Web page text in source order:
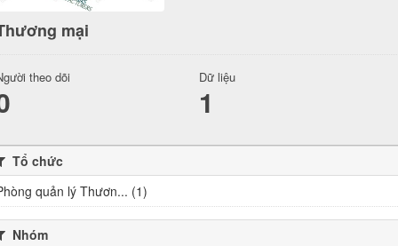
mại
theo dõi Dữ liệu
1
Tổ chức
quản lý Thươn... (1)
Nhóm